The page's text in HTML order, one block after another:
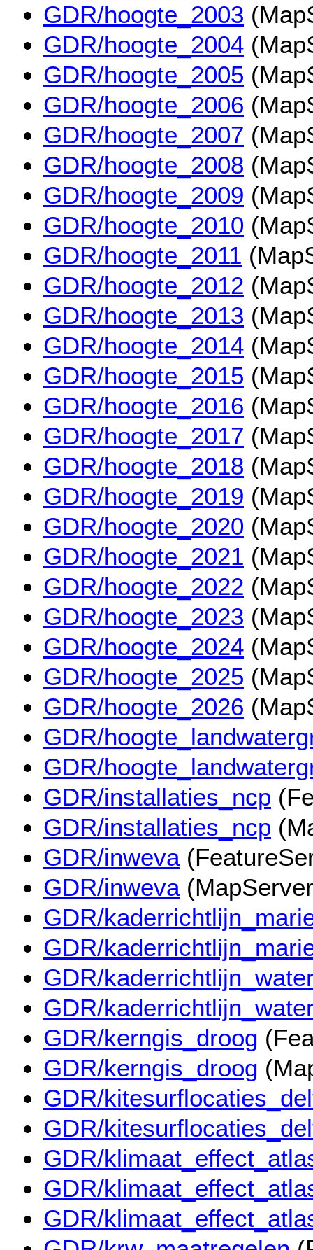
GDR/hoogte_2003
GDR/hoogte_2004
GDR/hoogte_2005
GDR/hoogte_2006
GDR/hoogte_2007
GDR/hoogte_2008
GDR/hoogte_2009
GDR/hoogte_2010
GDR/hoogte_2011
GDR/hoogte_2012
GDR/hoogte_2013
GDR/hoogte_2014
GDR/hoogte_2015
GDR/hoogte_2016
GDR/hoogte_2017
GDR/hoogte_2018
GDR/hoogte_2019
GDR/hoogte_2020
GDR/hoogte_2021
GDR/hoogte_2022
GDR/hoogte_2023
GDR/hoogte_2024
GDR/hoogte_2025
GDR/hoogte_2026
GDR/
GDR/
GDR/installaties_ncp
GDR/installaties_ncp
GDR/inweva
GDR/inweva
GDR/
GDR/
GDR/
GDR/
GDR/kerngis_droog
GDR/kerngis_droog
GDR/
GDR/
GDR/
GDR/
GDR/